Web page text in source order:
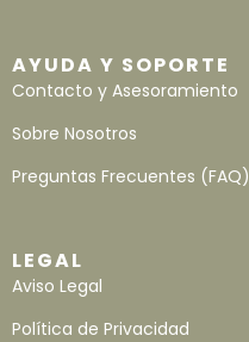
AYUDA Y SOPORTE
Contacto y Asesoramiento
Sobre Nosotros
Preguntas Frecuentes (FAQ)
LEGAL
Aviso Legal
Política de Privacidad